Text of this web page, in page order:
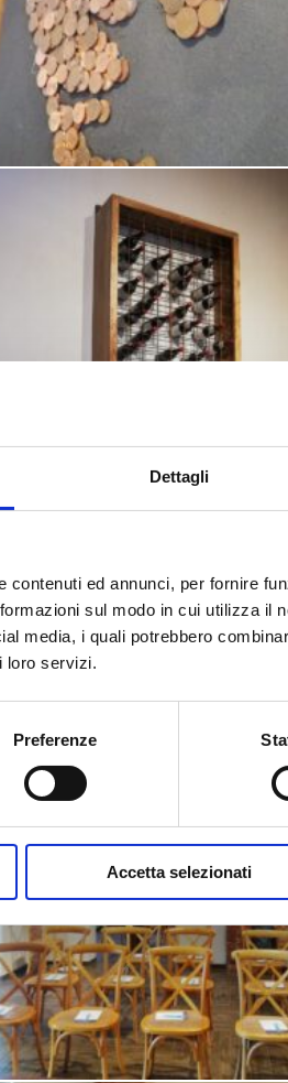
Dettagli
ed annunci, per fornire
sul modo in cui utilizza il
media, i quali potrebbero
loro servizi.
Preferenze
Accetta selezionati